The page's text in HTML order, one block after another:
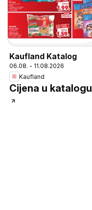
Kaufland Katalog
06.08. - 11.08.2026
Kaufland
Cijena u katalogu